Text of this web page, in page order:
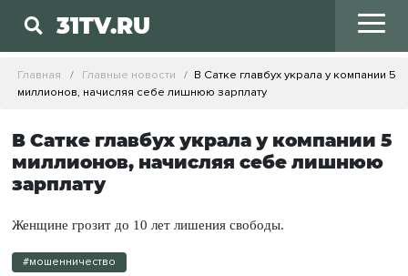
31TV.RU
Главная Главные новости
В Сатке главбух украла у компании 5
миллионов, начисляя себе лишнюю зарплату
В Сатке главбух украла у компании 5
миллионов, начисляя себе лишнюю
зарплату
Женщине грозит до 10 лет лишения свободы.
#мошенничество